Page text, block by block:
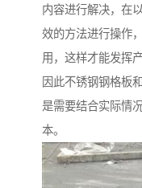
内容进行解决，在
效的方法进行操作
用，这样才能发挥
因此不锈钢钢格板
是需要结合实际情
本。